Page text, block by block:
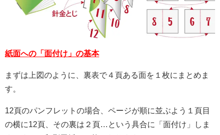
紙面への「面付け」の基本
まずは上図のように、裏表で４頁ある面を１枚にまとめま
す。
12頁のパンフレットの場合、ページが順に並ぶよう１頁目
の横に12頁、その裏は２頁…という具合に「面付け」しま